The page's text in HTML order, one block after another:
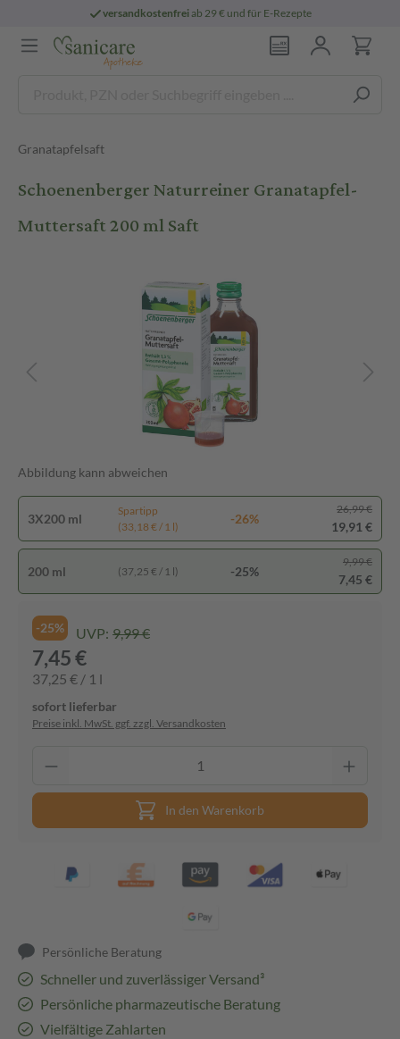
versandkostenfreiab 29 € und für E-Rezepte
Granatapfelsaft
Schoenenberger Naturreiner Granatapfel-
Muttersaft 200 ml Saft
Abbildung kann abweichen
3X200 ml
Spartipp
(33,18 € / 1 l)
-26%
26,99 €
19,91 €
200 ml (37,25 € / 1 l) -25%
9,99 €
7,45 €
-25% UVP: 9,99 €
7,45 €
37,25 € / 1 l
sofort lieferbar
Preise inkl. MwSt. ggf. zzgl. Versandkosten
In den Warenkorb
Persönliche Beratung
Schneller und zuverlässiger Versand³
Persönliche pharmazeutische Beratung
Vielfältige Zahlarten